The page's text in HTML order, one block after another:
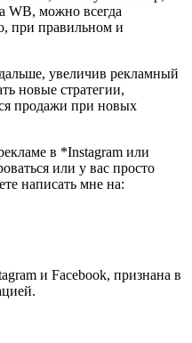
WB, можно всегда
при правильном и
увеличив рекламный
новые стратегии,
продажи при новых
в *Instagram или
или у вас просто
написать мне на:
и Facebook, признана в